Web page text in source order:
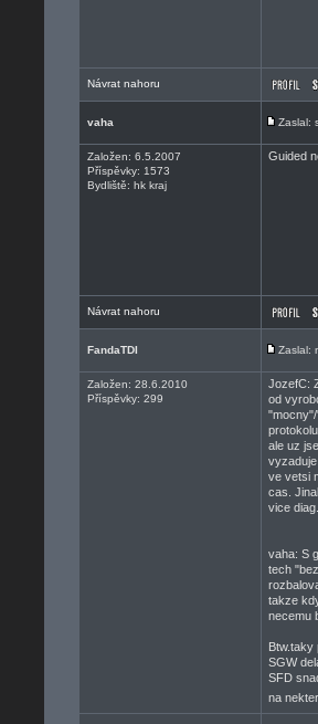
Návrat nahoru
vaha Zaslal:
Založen: 6.5.2007
Příspěvky: 1573
Bydliště: hk kraj
Guided
Návrat nahoru
FandaTDI Zaslal:
Založen: 28.6.2010
Příspěvky: 299
JozefC:
od
ale uz
ve vetsi
cas.
vice
vaha: S
tech
takze
necemu
Btw.taky
SGW
SFD
na